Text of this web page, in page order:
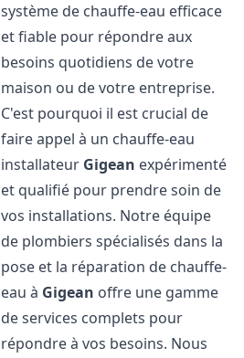
système de chauffe-eau efficace
et fiable pour répondre aux
besoins quotidiens de votre
maison ou de votre entreprise.
C'est pourquoi il est crucial de
faire appel à un chauffe-eau
installateur Gigean expérimenté
et qualifié pour prendre soin de
vos installations. Notre équipe
de plombiers spécialisés dans la
pose et la réparation de chauffe-
eau à Gigean offre une gamme
de services complets pour
répondre à vos besoins. Nous